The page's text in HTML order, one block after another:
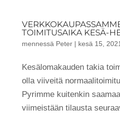
TOIMITUSAIKA KESÄ-
mennessä Peter| kesä 15, 2021
Kesälomakauden takia
olla viiveitä
Pyrimme kuitenkin
viimeistään tilausta